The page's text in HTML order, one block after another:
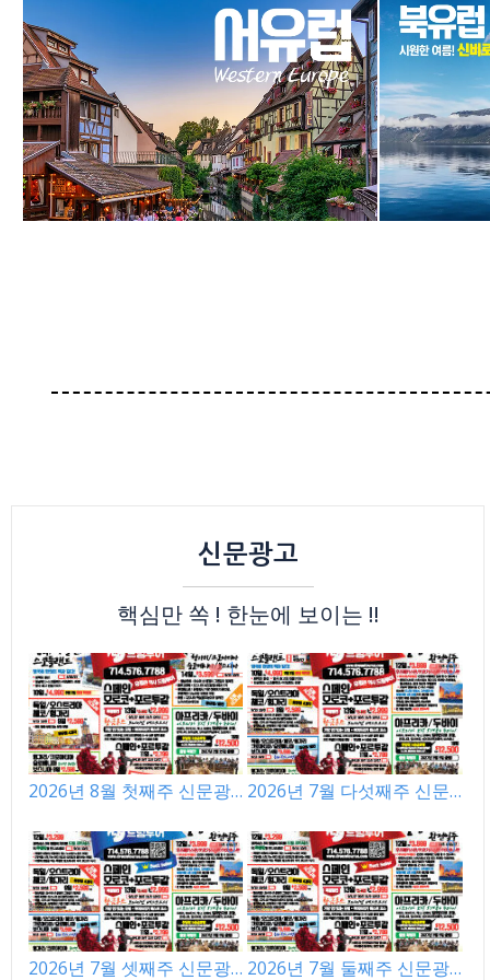
신문광고
핵심만 쏙 ! 한눈에 보이는 !!
2026년 8월 첫째주 신문광
1
2026년 7월 다섯째주 신문
0
2026년 7월 셋째주 신문광
0
2026년 7월 둘째주 신문광
0